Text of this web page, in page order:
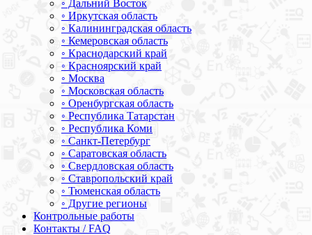
◦ Дальний Восток
◦ Иркутская область
◦ Калининградская область
◦ Кемеровская область
◦ Краснодарский край
◦ Красноярский край
◦ Москва
◦ Московская область
◦ Оренбургская область
◦ Республика Татарстан
◦ Республика Коми
◦ Санкт-Петербург
◦ Саратовская область
◦ Свердловская область
◦ Ставропольский край
◦ Тюменская область
◦ Другие регионы
Контрольные работы
Контакты / FAQ